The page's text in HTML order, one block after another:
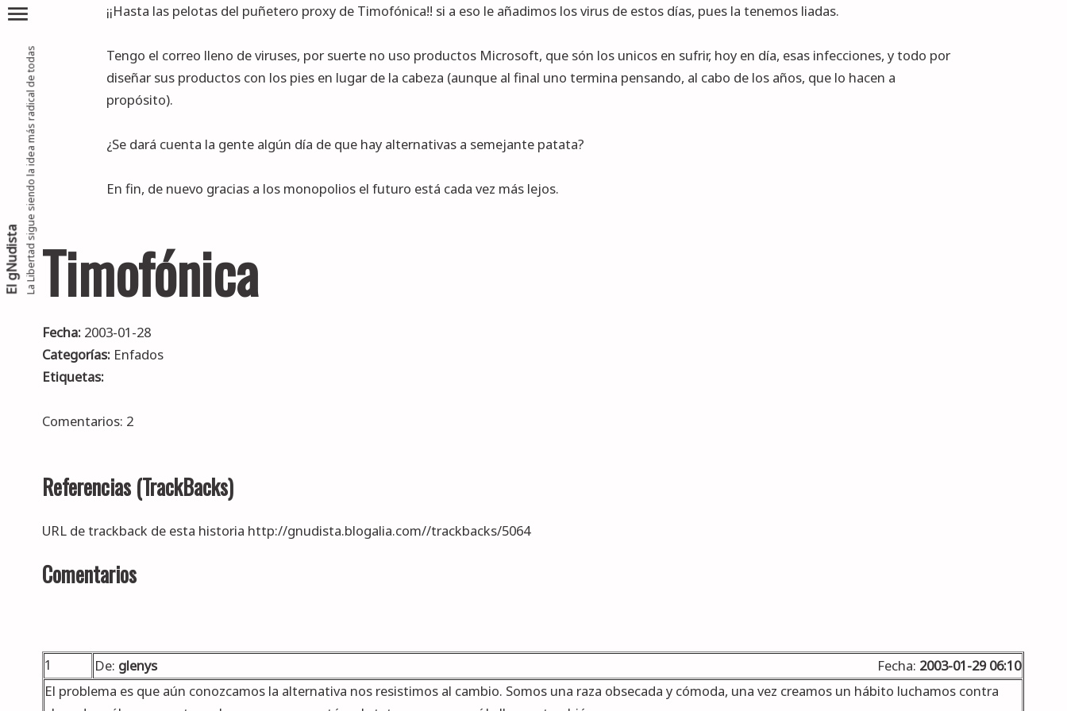
El gNudistaLa Libertad sigue siendo la idea más radical de todas
menu ¡¡Hasta las pelotas del puñetero proxy de Timofónica!! si a eso le añadimos los virus de estos días, pues la tenemos liadas.
Tengo el correo lleno de viruses, por suerte no uso productos Microsoft, que són los unicos en sufrir, hoy en día, esas infecciones, y todo por
diseñar sus productos con los pies en lugar de la cabeza (aunque al final uno termina pensando, al cabo de los años, que lo hacen a
propósito).
¿Se dará cuenta la gente algún día de que hay alternativas a semejante patata?
En fin, de nuevo gracias a los monopolios el futuro está cada vez más lejos.
Timofónica
Fecha: 2003-01-28
Categorías: Enfados
Etiquetas:
Comentarios: 2
Referencias (TrackBacks)
URL de trackback de esta historia http://gnudista.blogalia.com//trackbacks/5064
Comentarios
1 De: glenys Fecha: 2003-01-29 06:10
El problema es que aún conozcamos la alternativa nos resistimos al cambio. Somos una raza obsecada y cómoda, una vez creamos un hábito luchamos contra